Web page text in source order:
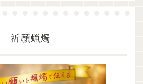
祈願蝋燭